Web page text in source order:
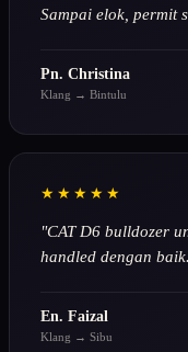
Sampai elok, permit
Pn. Christina
Klang → Bintulu
★★★★★
"CAT D6 bulldozer
handled dengan
En. Faizal
Klang → Sibu